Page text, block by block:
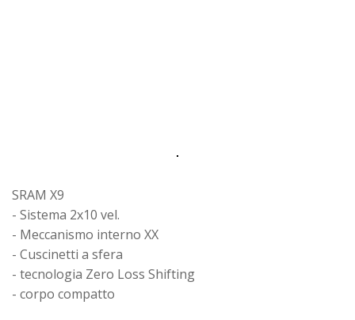
SRAM X9
- Sistema 2x10 vel.
- Meccanismo interno XX
- Cuscinetti a sfera
- tecnologia Zero Loss Shifting
- corpo compatto